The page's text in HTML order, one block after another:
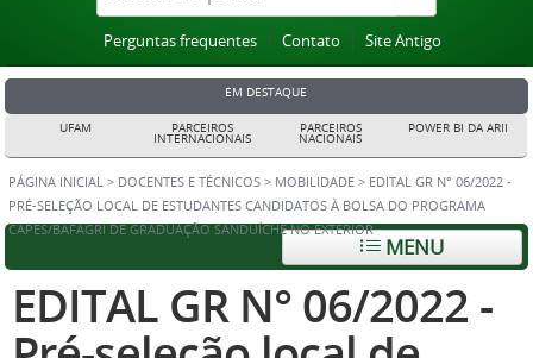
Perguntas frequentes Contato Site Antigo
EM DESTAQUE
UFAM PARCEIROS
INTERNACIONAIS
PARCEIROS
NACIONAIS
POWER BI DA ARII
PÁGINA INICIAL > DOCENTES E TÉCNICOS > MOBILIDADE > EDITAL GR N° 06/2022 -
PRÉ-SELEÇÃO LOCAL DE ESTUDANTES CANDIDATOS À BOLSA DO PROGRAMA
CAPES/BAFAGRI DE GRADUAÇÃO SANDUÍCHE NO EXTERIOR
MENU
EDITAL GR N° 06/2022 -